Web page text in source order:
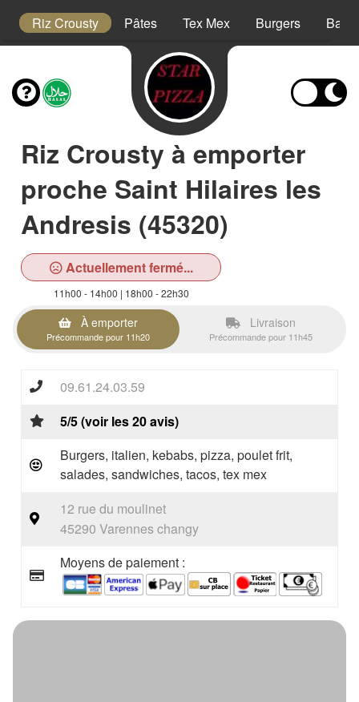
Riz Crousty Pâtes Tex Mex Burgers
Riz Crousty à emporter
proche Saint Hilaires les
Andresis (45320)
Actuellement fermé...
11h00 - 14h00 | 18h00 - 22h30
À emporter
Précommande pour 11h20
Livraison
Précommande pour 11h45
09.61.24.03.59
5/5 (voir les 20 avis)
Burgers, italien, kebabs, pizza, poulet frit,
salades, sandwiches, tacos, tex mex
12 rue du moulinet
45290 Varennes changy
Moyens de paiement :